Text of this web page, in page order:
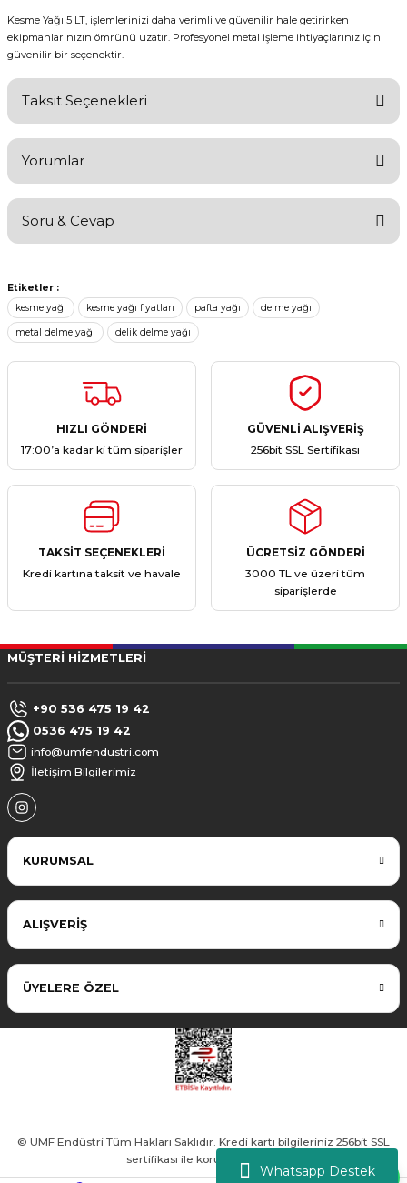
Whatsapp Destek
Kesme Yağı 5 LT, işlemlerinizi daha verimli ve güvenilir hale getirirken
ekipmanlarınızın ömrünü uzatır. Profesyonel metal işleme ihtiyaçlarınız için
güvenilir bir seçenektir.
Taksit Seçenekleri
Yorumlar
Soru & Cevap
Ürün hakkında henüz soru sorulmamış.
Etiketler :
kesme yağı
kesme yağı fiyatları pafta yağı delme yağı
metal delme yağı delik delme yağı
HIZLI GÖNDERİ
17:00’a kadar ki tüm siparişler
GÜVENLİ ALIŞVERİŞ
256bit SSL Sertifikası
TAKSİT SEÇENEKLERİ
Kredi kartına taksit ve havale
ÜCRETSİZ GÖNDERİ
3000 TL ve üzeri tüm
siparişlerde
MÜŞTERİ HİZMETLERİ
+90 536 475 19 42
0536 475 19 42
info@umfendustri.com
İletişim Bilgilerimiz
KURUMSAL
ALIŞVERİŞ
ÜYELERE ÖZEL
© UMF Endüstri Tüm Hakları Saklıdır. Kredi kartı bilgileriniz 256bit SSL
sertifikası ile korunmaktadır.